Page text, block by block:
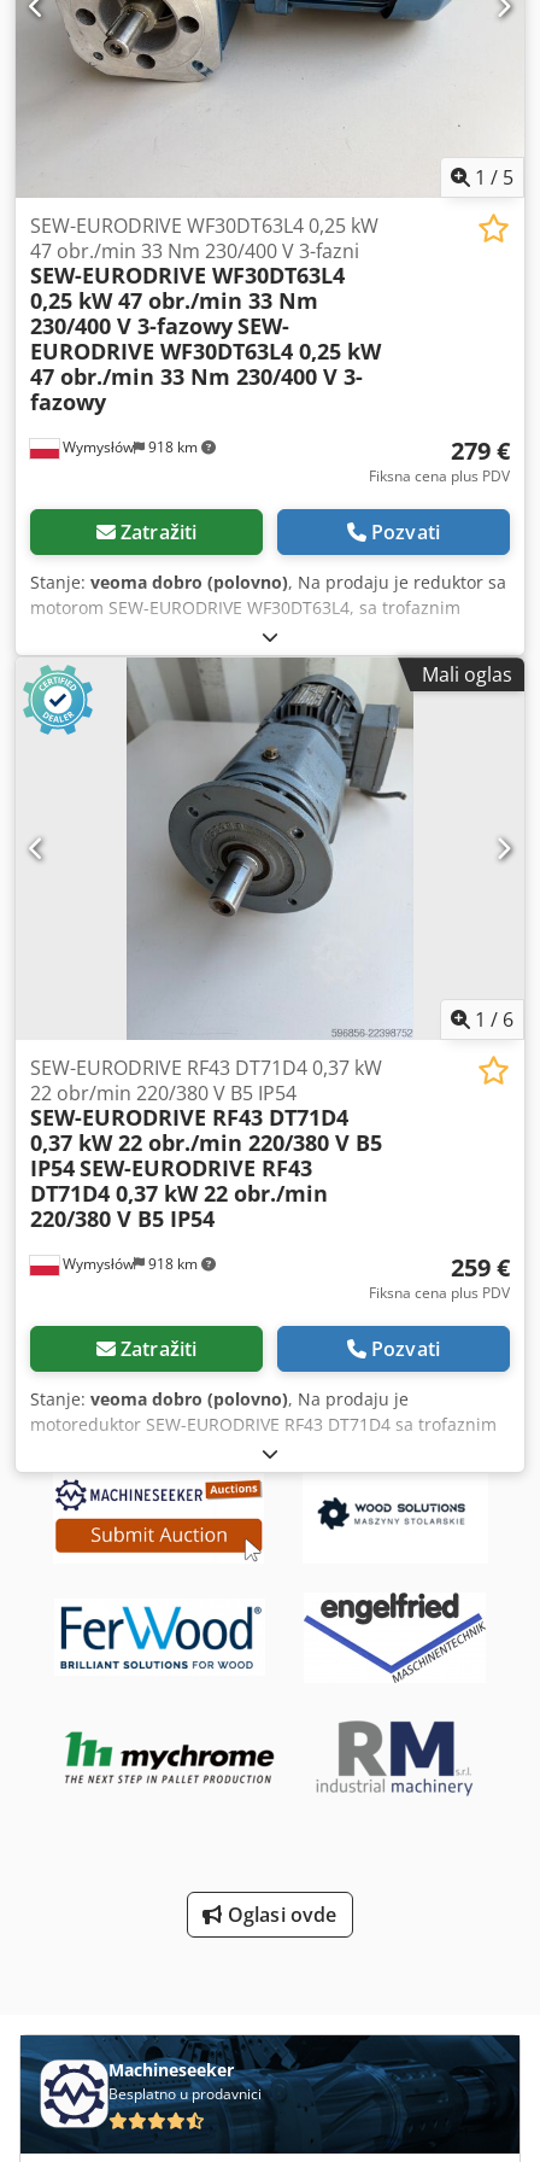
Prenosni odnos: i = 60,00 Stepen zaštite: IP54 Klasa
izolacije: F Kočnica: 24 V DC Masa: 9,46 kg
1 / 5
Wymysłów 918 km
SEW-EURODRIVE WF30DT63L4 0,25 kW
47 obr./min 33 Nm 230/400 V 3-fazni
SEW-EURODRIVE WF30DT63L4
0,25 kW 47 obr./min 33 Nm
230/400 V 3-fazowySEW-
EURODRIVE WF30DT63L4 0,25 kW
47 obr./min 33 Nm 230/400 V 3-
fazowy
279 €
Fiksna cena plus PDV
Zatražiti Pozvati
Stanje: veoma dobro (polovno), Na prodaju je reduktor sa
motorom SEW-EURODRIVE WF30DT63L4, sa trofaznim
elektromotorom snage 0,25 kW. Uređaj je u potpunosti
ispravan, testiran i spreman za rad. Tehničko i vizuelno
stanje je dobro. Primećuju se normalni znaci korišćenja
koji su rezultat eksploatacije. Robusni reduktor SEW-
EURODRIVE obezbeđuje pouzdan rad i idealan je za
transportere, transportere materijala, mašine za
pakovanje, proizvodne linije i druge industrijske primene.
Tehnički podaci: Proizvođač: SEW-EURODRIVE Tip:
WF30DT63L4 Codpfeznw Ewox Al Asrf Snaga motora: 0,25
kW Napajanje: 3× 230Δ / 400Y V Brzina motora: 1300 o/min
Izlazna brzina: 47 o/min Obrtni moment: 33 Nm Rad: S1
Struja: 1,19 / 0,68 A Frekvencija: 50 Hz Faktor snage: cos φ
0,81 Stepen zaštite: IP54 Klasa izolacije: B Izvedba: IM B5A
Mali oglas
1 / 6
Wymysłów 918 km
SEW-EURODRIVE RF43 DT71D4 0,37 kW
22 obr/min 220/380 V B5 IP54
SEW-EURODRIVE RF43 DT71D4
0,37 kW 22 obr./min 220/380 V B5
IP54SEW-EURODRIVE RF43
DT71D4 0,37 kW 22 obr./min
220/380 V B5 IP54
259 €
Fiksna cena plus PDV
Zatražiti Pozvati
Stanje: veoma dobro (polovno), Na prodaju je
motoreduktor SEW-EURODRIVE RF43 DT71D4 sa trofaznim
motorom snage 0,37 kW. Uređaj je u potpunosti
funkcionalan, testiran i spreman za rad. Tehničko stanje je
vrlo dobro, vizuelno ima normalne tragove upotrebe usled
eksploatacije. Motoreduktor je opremljen cilindričnim
reduktorom sa montažnom prirubnicom B5, što ga čini
proizvodnih mašina i drugih industrijskih uređaja. Tehnički
podaci: Proizvođač: SEW-EURODRIVE Cjdpfoznv Haox Al
Aerf Tip reduktora: RF43 Tip motora: DT71D4 Snaga: 0,37
kW Napajanje: 3×220/380 V, 50 Hz Brzina motora: 1380
Izvedba: IM B5 Stepen zaštite: IP54 Klasa izolacije: B Faktor
snage: cos φ 0,70
Oglasi ovde
Machineseeker
Besplatno u prodavnici